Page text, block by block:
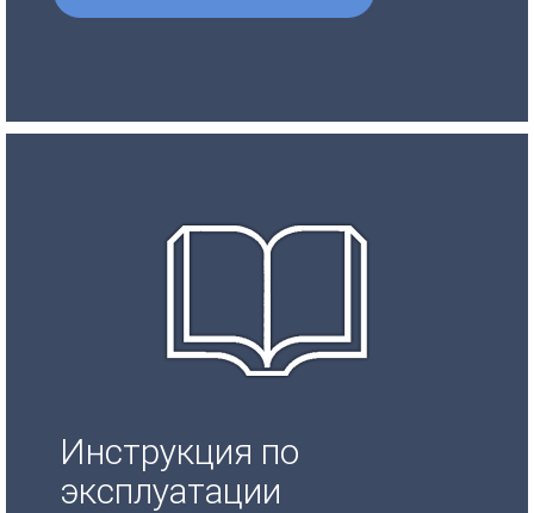
Инструкция по
эксплуатации